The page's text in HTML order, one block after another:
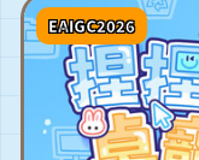
EAIGC2026